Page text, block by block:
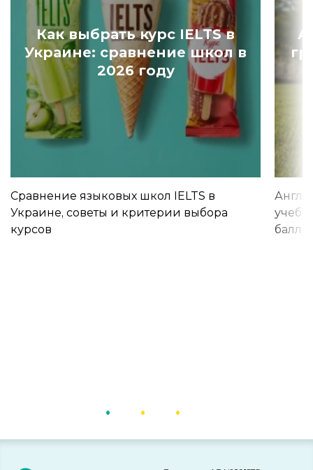
Как выбрать курс IELTS в
Украине: сравнение школ в
2026 году
Сравнение языковых школ IELTS в
Украине, советы и критерии выбора
курсов
учебы
баллы